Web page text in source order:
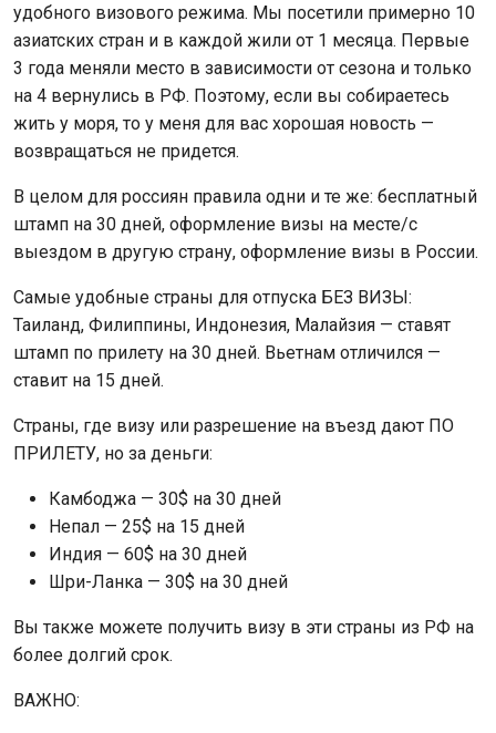
удобного визового режима. Мы посетили примерно 10
азиатских стран и в каждой жили от 1 месяца. Первые
3 года меняли место в зависимости от сезона и только
на 4 вернулись в РФ. Поэтому, если вы собираетесь
жить у моря, то у меня для вас хорошая новость —
возвращаться не придется.
В целом для россиян правила одни и те же: бесплатный
штамп на 30 дней, оформление визы на месте/с
выездом в другую страну, оформление визы в России.
Самые удобные страны для отпуска БЕЗ ВИЗЫ:
Таиланд, Филиппины, Индонезия, Малайзия — ставят
штамп по прилету на 30 дней. Вьетнам отличился —
ставит на 15 дней.
Страны, где визу или разрешение на въезд дают ПО
ПРИЛЕТУ, но за деньги:
Камбоджа — 30$ на 30 дней
Непал — 25$ на 15 дней
Индия — 60$ на 30 дней
Шри-Ланка — 30$ на 30 дней
Вы также можете получить визу в эти страны из РФ на
более долгий срок.
ВАЖНО: